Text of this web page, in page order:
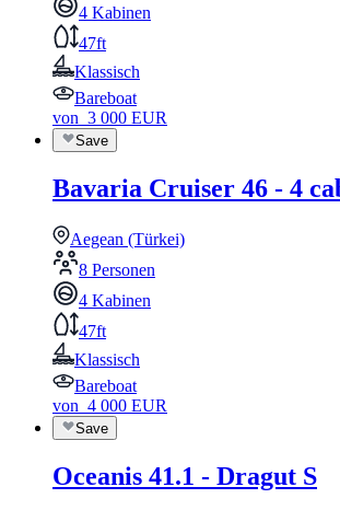
4 Kabinen
47ft
Klassisch
Bareboat
von 3 000 EUR
Save
Bavaria Cruiser 46 - 4
Aegean (Türkei)
8 Personen
4 Kabinen
47ft
Klassisch
Bareboat
von 4 000 EUR
Save
Oceanis 41.1 - Dragut S